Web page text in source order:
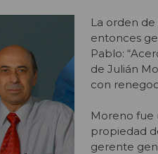
La orden de
entonces
Pablo:
de Julián
con
Moreno fue
propiedad
gerente